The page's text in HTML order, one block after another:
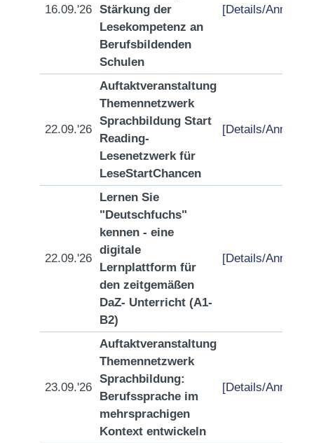
16.09.'26 Stärkung der
Lesekompetenz an
Berufsbildenden
Schulen
[Details/
22.09.'26
Auftaktveranstaltung
Themennetzwerk
Sprachbildung Start
Reading-
Lesenetzwerk für
LeseStartChancen
[Details/
22.09.'26
Lernen Sie
"Deutschfuchs"
kennen - eine
digitale
Lernplattform für
den zeitgemäßen
DaZ- Unterricht (A1-
B2)
[Details/
23.09.'26
Auftaktveranstaltung
Themennetzwerk
Sprachbildung:
Berufssprache im
mehrsprachigen
Kontext entwickeln
[Details/